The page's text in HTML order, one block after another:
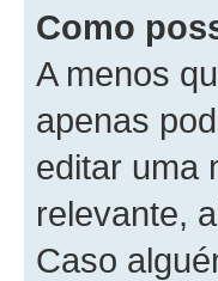
Como
A menos
apenas
editar uma
relevante,
Caso